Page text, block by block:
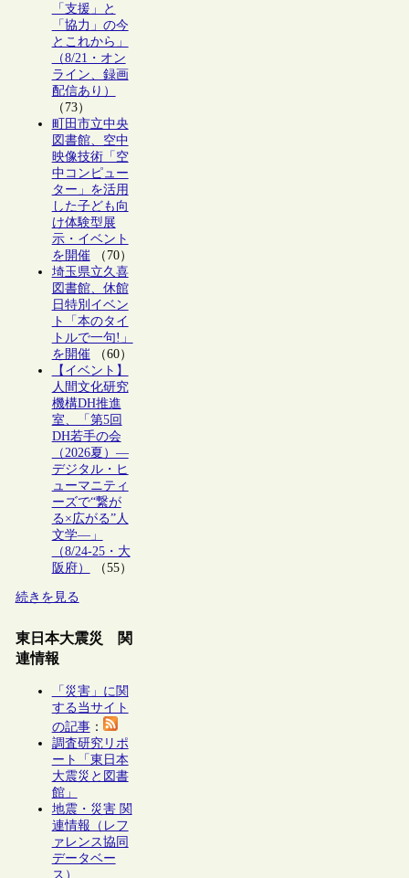
「支援」と
「協力」の今
とこれから」
（8/21・オン
ライン、録画
配信あり）
（73）
町田市立中央
図書館、空中
映像技術「空
中コンピュー
ター」を活用
した子ども向
け体験型展
示・イベント
を開催（70）
埼玉県立久喜
図書館、休館
日特別イベン
ト「本のタイ
トルで一句!」
を開催（60）
【イベント】
人間文化研究
機構DH推進
室、「第5回
DH若手の会
（2026夏）―
デジタル・ヒ
ューマニティ
ーズで“繋が
る×広がる”人
文学―」
（8/24-25・大
阪府）
（55）
続きを見る
東日本大震災 関
連情報
「災害」に関
する当サイト
の記事：
調査研究リポ
ート「東日本
大震災と図書
館」
地震・災害 関
連情報（レフ
ァレンス協同
データベー
ス）